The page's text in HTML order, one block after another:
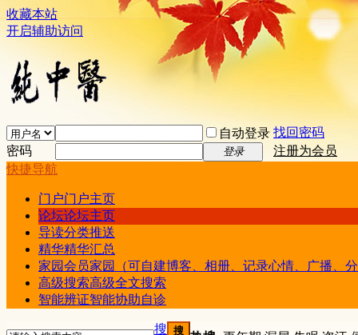
收藏本站
开启辅助访问
自动登录 找回密码
密码
登录
注册为会员
快捷导航
门户门户主页
论坛论坛主页
导读分类推送
精华精华汇总
家园会员家园（可自建博客、相册、记录心情、广播、
高级搜索高级全文搜索
智能辨证智能协助自诊
搜
搜